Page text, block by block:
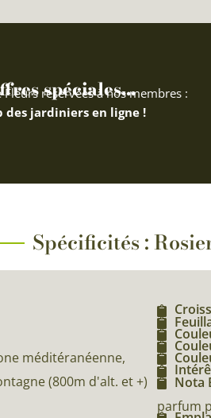
spéciales...
réservées à nos membres :
des jardiniers en ligne !
Spécificités :
méditéranéenne,
(800m d'alt. et +)
Nota
parfum